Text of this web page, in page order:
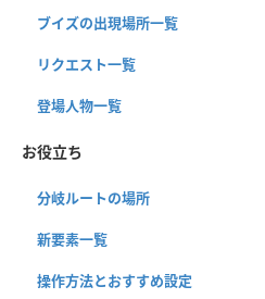
ブイズの出現場所一覧
リクエスト一覧
登場人物一覧
お役立ち
分岐ルートの場所
新要素一覧
操作方法とおすすめ設定